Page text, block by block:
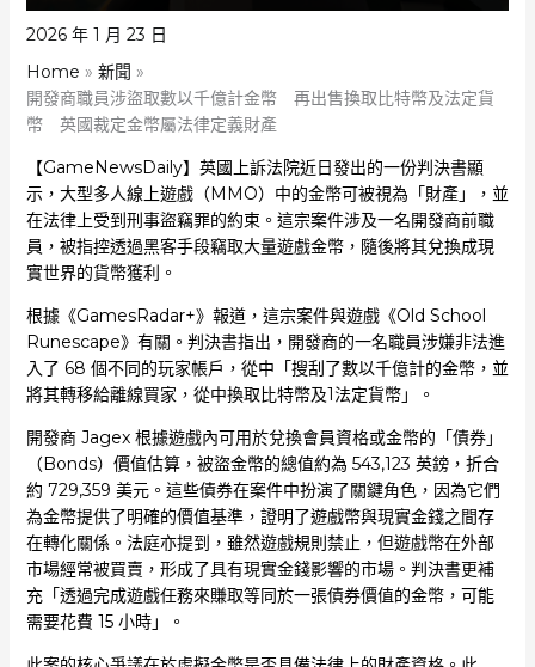
2026 年 1 月 23 日
Home
新聞
開發商職員涉盜取數以千億計金幣 再出售換取比特幣及法定貨
幣 英國裁定金幣屬法律定義財產
【GameNewsDaily】英國上訴法院近日發出的一份判決書顯
示，大型多人線上遊戲（MMO）中的金幣可被視為「財產」，並
在法律上受到刑事盜竊罪的約束。這宗案件涉及一名開發商前職
員，被指控透過黑客手段竊取大量遊戲金幣，隨後將其兌換成現
實世界的貨幣獲利。
根據《GamesRadar+》報道，這宗案件與遊戲《Old School
Runescape》有關。判決書指出，開發商的一名職員涉嫌非法進
入了 68 個不同的玩家帳戶，從中「搜刮了數以千億計的金幣，並
將其轉移給離線買家，從中換取比特幣及1法定貨幣」。
開發商 Jagex 根據遊戲內可用於兌換會員資格或金幣的「債券」
（Bonds）價值估算，被盜金幣的總值約為 543,123 英鎊，折合
約 729,359 美元。這些債券在案件中扮演了關鍵角色，因為它們
為金幣提供了明確的價值基準，證明了遊戲幣與現實金錢之間存
在轉化關係。法庭亦提到，雖然遊戲規則禁止，但遊戲幣在外部
市場經常被買賣，形成了具有現實金錢影響的市場。判決書更補
充「透過完成遊戲任務來賺取等同於一張債券價值的金幣，可能
需要花費 15 小時」。